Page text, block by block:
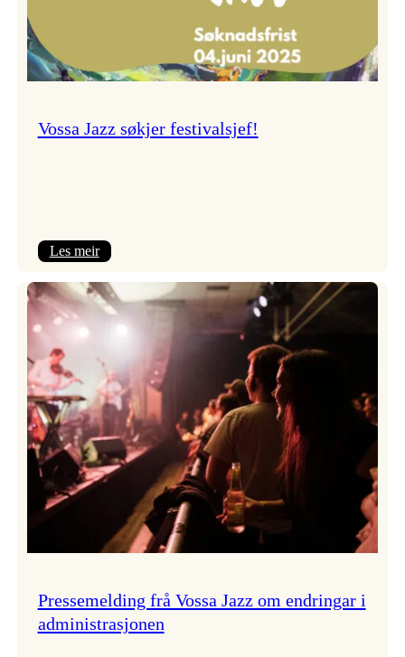
Vossa Jazz søkjer festivalsjef!
Les meir:
Jazz
søkjer
Pressemelding frå Vossa Jazz om endringar i
administrasjonen